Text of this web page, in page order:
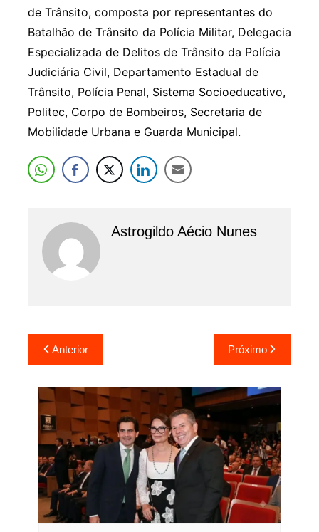
de Trânsito, composta por representantes do
Batalhão de Trânsito da Polícia Militar, Delegacia
Especializada de Delitos de Trânsito da Polícia
Judiciária Civil, Departamento Estadual de
Trânsito, Polícia Penal, Sistema Socioeducativo,
Politec, Corpo de Bombeiros, Secretaria de
Mobilidade Urbana e Guarda Municipal.
Astrogildo Aécio Nunes
Navegação
de
Post
Anterior Próximo